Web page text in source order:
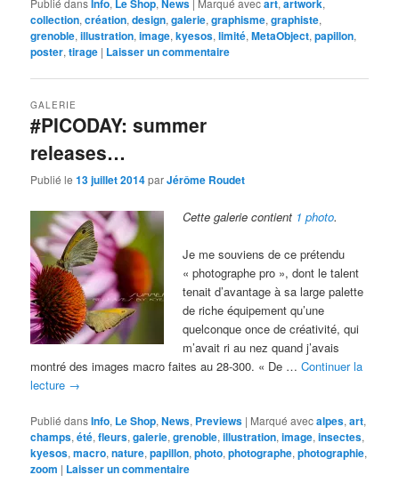
Info Le Shop News art artwork
collection,création,design,galerie,graphisme,graphiste,
grenoble,illustration,image,kyesos,limité,MetaObject,papillon,
poster,tirage | Laisser un commentaire
#PICODAY: summer
releases…
GALERIE
Publié le13 juillet 2014parJérôme Roudet
Cette galerie contient 1 photo.
Je me souviens de ce prétendu
« photographe pro », dont le talent
tenait d’avantage à sa large palette
de riche équipement qu’une
quelconque once de créativité, qui
m’avait ri au nez quand j’avais
montré des images macro faites au 28-300. « De …Continuer la
lecture →
Publié dansInfo, Le Shop,News, Previews | Marqué avecalpes,art,
champs,été,fleurs,galerie,grenoble,illustration,image,insectes,
kyesos,macro,nature,papillon,photo,photographe,photographie,
zoom | Laisser un commentaire